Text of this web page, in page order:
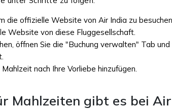
die offizielle Website von Air India zu besuchen.
Website von diese Fluggesellschaft.
öffnen Sie die "Buchung verwalten" Tab
nach Ihre Vorliebe hinzufügen.
Mahlzeiten gibt es bei